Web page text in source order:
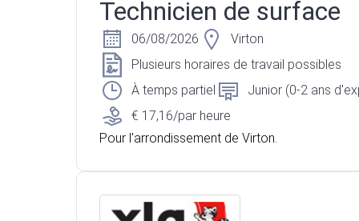
Technicien de surface
06/08/2026
Virton
Plusieurs horaires de travail possibles
À temps partiel
Junior (0-2 ans
€ 17,16/par heure
Pour l'arrondissement de Virton.